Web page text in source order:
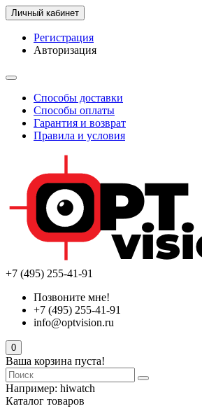
Личный кабинет
Регистрация
Авторизация
Способы доставки
Способы оплаты
Гарантия и возврат
Правила и условия
+7 (495) 255-41-91
Позвоните мне!
+7 (495) 255-41-91
info@optvision.ru
0
Ваша корзина пуста!
Например: hiwatch
Каталог товаров